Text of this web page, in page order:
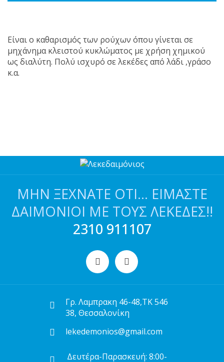
Είναι ο καθαρισμός των ρούχων όπου γίνεται σε
μηχάνημα κλειστού κυκλώματος με χρήση χημικού
ως διαλύτη. Πολύ ισχυρό σε λεκέδες από λάδι ,γράσο
κ.α.
ΜΗΝ ΞΕΧΝΆΤΕ ΌΤΙ… ΕΊΜΑΣΤΕ
ΔΑΙΜΌΝΙΟΙ ΜΕ ΤΟΥΣ ΛΕΚΈΔΕΣ!!
2310 911107
Γρ. Λαμπρακη 46-48,ΤΚ 546
38, Θεσσαλονίκη
lekedemonios@gmail.com
Δευτέρα-Παρασκευή: 8:00-